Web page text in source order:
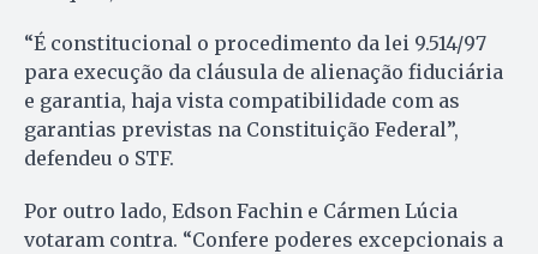
“É constitucional o procedimento da lei 9.514/97
para execução da cláusula de alienação fiduciária
e garantia, haja vista compatibilidade com as
garantias previstas na Constituição Federal”,
defendeu o STF.
Por outro lado, Edson Fachin e Cármen Lúcia
votaram contra. “Confere poderes excepcionais a